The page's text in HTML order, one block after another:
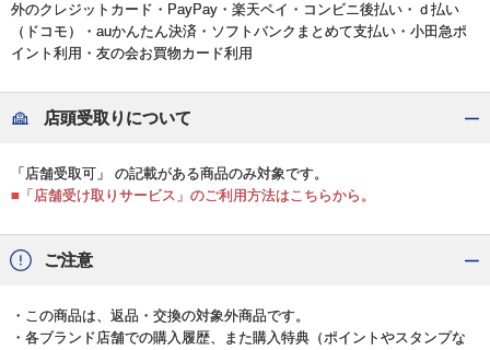
外のクレジットカード・PayPay・楽天ペイ・コンビニ後払い・ｄ払い
（ドコモ）・auかんたん決済・ソフトバンクまとめて支払い・小田急ポ
イント利用・友の会お買物カード利用
店頭受取りについて
「店舗受取可」 の記載がある商品のみ対象です。
■「店舗受け取りサービス」のご利用方法はこちらから。
ご注意
・この商品は、返品・交換の対象外商品です。
・各ブランド店舗での購入履歴、また購入特典（ポイントやスタンプな